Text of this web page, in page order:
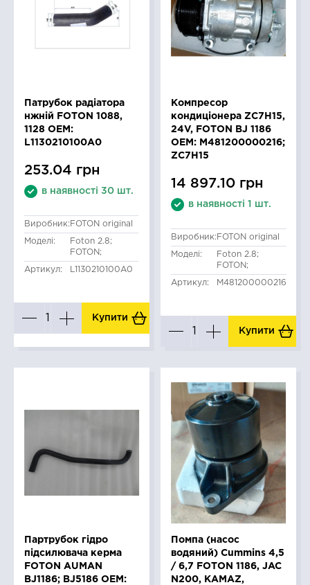
Патрубок радіатора
нжній FOTON 1088,
1128 OEM:
L1130210100A0
253.04 грн
в наявності 30 шт.
Виробник: FOTON original
Моделі:
Foton 2.8;
FOTON;
Артикул: L1130210100A0
Купити
Компресор
кондиціонера ZC7H15,
24V, FOTON BJ 1186
OEM: M481200000216;
ZC7H15
14 897.10 грн
в наявності 1 шт.
Виробник: FOTON original
Моделі:
Foton 2.8;
FOTON;
Артикул: M481200000216
Купити
Партрубок гідро
підсилювача керма
FOTON AUMAN
BJ1186; BJ5186 OEM:
Помпа (насос
водяний) Cummins 4,5
/ 6,7 FOTON 1186, JAC
N200, KAMAZ,